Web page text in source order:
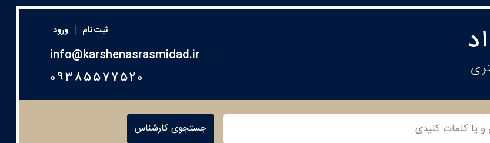
ثبت نام | ورود
info@karshenasrasmidad.ir
09385577520
جستجوی کارشناس